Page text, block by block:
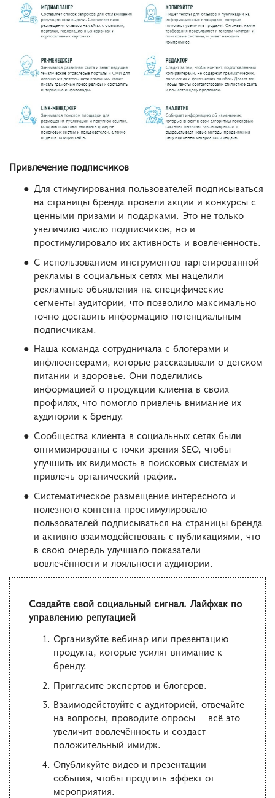
Привлечение подписчиков
Для стимулирования пользователей подписываться
на страницы бренда провели акции и конкурсы с
ценными призами и подарками. Это не только
увеличило число подписчиков, но и
простимулировало их активность и вовлеченность.
С использованием инструментов таргетированной
рекламы в социальных сетях мы нацелили
рекламные объявления на специфические
сегменты аудитории, что позволило максимально
точно доставить информацию потенциальным
подписчикам.
Наша команда сотрудничала с блогерами и
инфлюенсерами, которые рассказывали о детском
питании и здоровье. Они поделились
информацией о продукции клиента в своих
профилях, что помогло привлечь внимание их
аудитории к бренду.
Сообщества клиента в социальных сетях были
оптимизированы с точки зрения SEO, чтобы
улучшить их видимость в поисковых системах и
привлечь органический трафик.
Систематическое размещение интересного и
полезного контента простимулировало
пользователей подписываться на страницы бренда
и активно взаимодействовать с публикациями, что
в свою очередь улучшало показатели
вовлечённости и лояльности аудитории.
Создайте свой социальный сигнал. Лайфхак по
управлению репутацией
Организуйте вебинар или презентацию
продукта, которые усилят внимание к
бренду.
Пригласите экспертов и блогеров.
Взаимодействуйте с аудиторией, отвечайте
на вопросы, проводите опросы — всё это
увеличит вовлечённость и создаст
положительный имидж.
Опубликуйте видео и презентации
события, чтобы продлить эффект от
мероприятия.